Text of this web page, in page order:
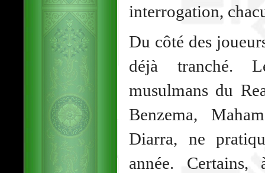
interrogation,
Du côté des
déjà tranché.
musulmans du
Benzema,
Diarra, ne
année. Certains,